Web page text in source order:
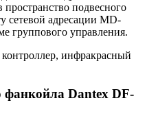
пространство подвесного
сетевой адресации MD-
группового управления.
инфракрасный
фанкойла Dantex DF-